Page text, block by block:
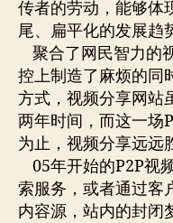
传者的劳动，能够体
尾、扁平化的发展趋
聚合了网民智力的
控上制造了麻烦的同
方式，视频分享网站
两年时间，而这一场
为止，视频分享远远
05年开始的P2P视
索服务，或者通过客
内容源，站内的封闭